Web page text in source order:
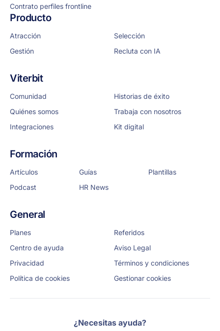
Contrato perfiles frontline
Producto
Atracción
Selección
Gestión
Recluta con IA
Viterbit
Comunidad
Historias de éxito
Quiénes somos
Trabaja con nosotros
Integraciones
Kit digital
Formación
Artículos Guías
Plantillas
Podcast
HR News
General
Planes
Referidos
Centro de ayuda
Aviso Legal
Privacidad
Términos y condiciones
Política de cookies
Gestionar cookies
¿Necesitas ayuda?